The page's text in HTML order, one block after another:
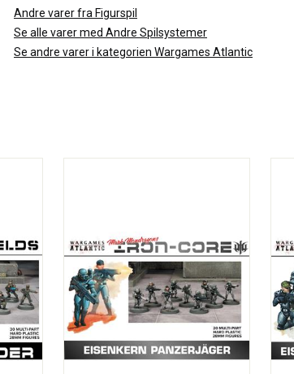
Andre varer fra Figurspil
Se alle varer med Andre Spilsystemer
Se andre varer i kategorien Wargames Atlantic